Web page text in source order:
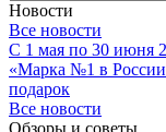
Новости
Все новости
С 1 мая по 30 июня
«Марка №1 в
подарок
Все новости
Обзоры и советы